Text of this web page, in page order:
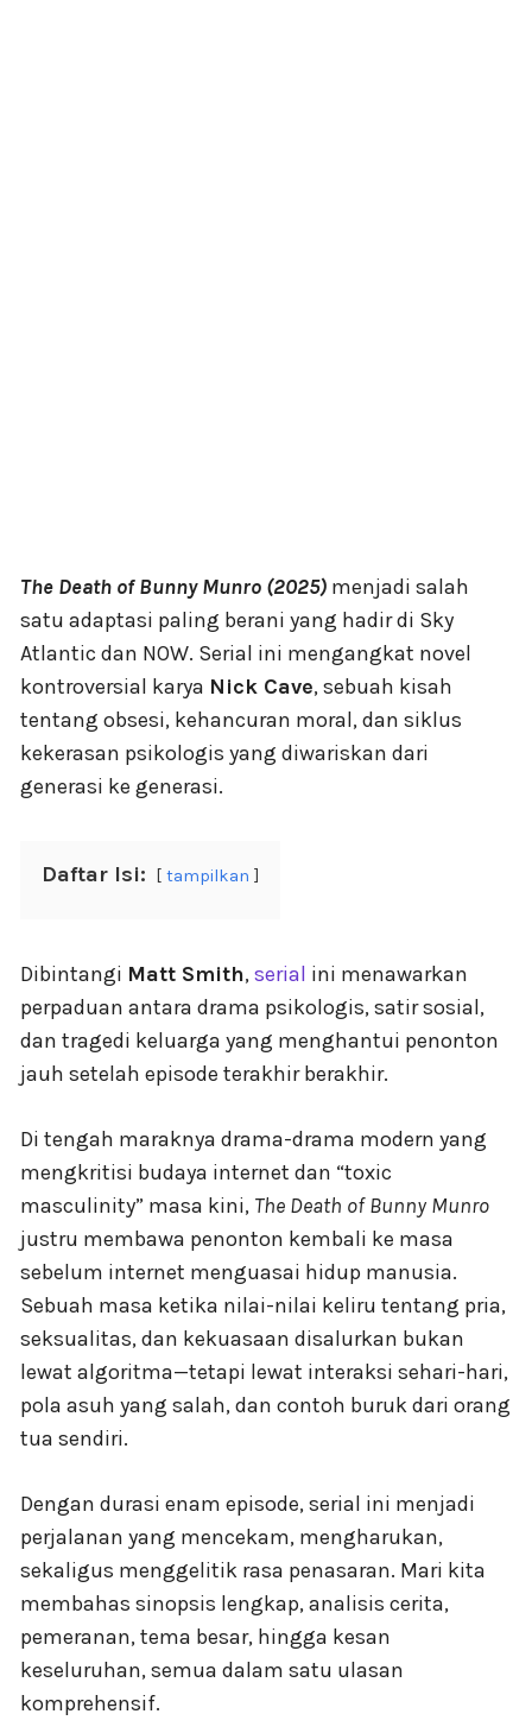
The Death of Bunny Munro (2025) menjadi salah
satu adaptasi paling berani yang hadir di Sky
Atlantic dan NOW. Serial ini mengangkat novel
kontroversial karya Nick Cave, sebuah kisah
tentang obsesi, kehancuran moral, dan siklus
kekerasan psikologis yang diwariskan dari
generasi ke generasi.
Daftar Isi: tampilkan
Dibintangi Matt Smith,serial ini menawarkan
perpaduan antara drama psikologis, satir sosial,
dan tragedi keluarga yang menghantui penonton
jauh setelah episode terakhir berakhir.
Di tengah maraknya drama-drama modern yang
mengkritisi budaya internet dan “toxic
masculinity” masa kini, The Death of Bunny Munro
justru membawa penonton kembali ke masa
sebelum internet menguasai hidup manusia.
Sebuah masa ketika nilai-nilai keliru tentang pria,
seksualitas, dan kekuasaan disalurkan bukan
lewat algoritma—tetapi lewat interaksi sehari-hari,
pola asuh yang salah, dan contoh buruk dari orang
tua sendiri.
Dengan durasi enam episode, serial ini menjadi
perjalanan yang mencekam, mengharukan,
sekaligus menggelitik rasa penasaran. Mari kita
membahas sinopsis lengkap, analisis cerita,
pemeranan, tema besar, hingga kesan
keseluruhan, semua dalam satu ulasan
komprehensif.